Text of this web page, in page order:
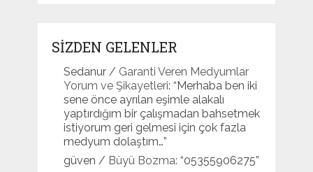
SİZDEN GELENLER
Sedanur/ Garanti Veren Medyumlar
Yorum ve Şikayetleri: “ Merhaba ben iki
sene önce ayrılan eşimle alakalı
yaptırdığım bir çalışmadan bahsetmek
istiyorum geri gelmesi için çok fazla
medyum dolaştım…”
güven / Büyü Bozma: “05355906275”